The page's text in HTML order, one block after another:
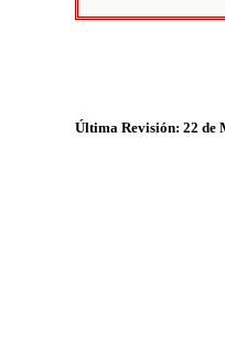
Última Revisión: 22 de